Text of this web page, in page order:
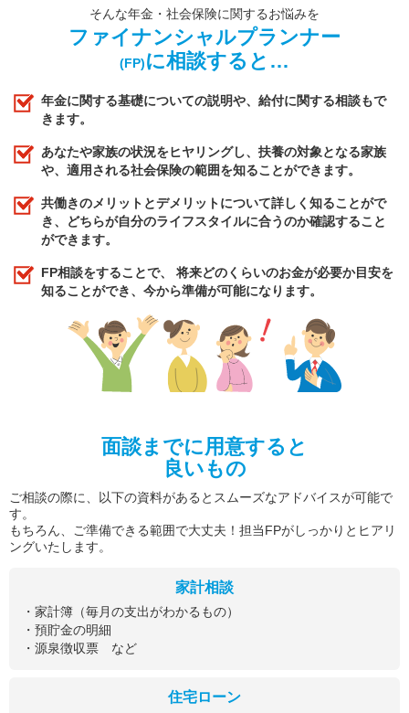
そんな年金・社会保険に関するお悩みを
ファイナンシャルプランナー
(FP)に相談すると…
年金に関する基礎についての説明や、給付に関する相談もで
きます。
あなたや家族の状況をヒヤリングし、扶養の対象となる家族
や、適用される社会保険の範囲を知ることができます。
共働きのメリットとデメリットについて詳しく知ることがで
き、どちらが自分のライフスタイルに合うのか確認すること
ができます。
FP相談をすることで、 将来どのくらいのお金が必要か目安を
知ることができ、今から準備が可能になります。
面談までに用意すると
良いもの
ご相談の際に、以下の資料があるとスムーズなアドバイスが可能で
す。
もちろん、ご準備できる範囲で大丈夫！担当FPがしっかりとヒアリ
ングいたします。
家計相談
・家計簿（毎月の支出がわかるもの）
・預貯金の明細
・源泉徴収票 など
住宅ローン